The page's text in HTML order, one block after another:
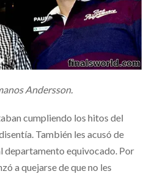
Andersson.
cumpliendo los hitos del
También les acusó de
departamento equivocado. Por
a quejarse de que no les